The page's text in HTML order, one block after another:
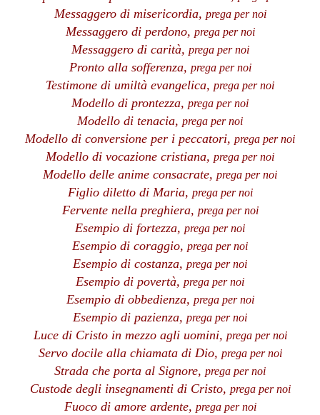
Messaggero di misericordia, prega per noi
Messaggero di perdono, prega per noi
Messaggero di carità, prega per noi
Pronto alla sofferenza, prega per noi
Testimone di umiltà evangelica, prega per noi
Modello di prontezza, prega per noi
Modello di tenacia, prega per noi
Modello di conversione per i peccatori, prega per noi
Modello di vocazione cristiana, prega per noi
Modello delle anime consacrate, prega per noi
Figlio diletto di Maria, prega per noi
Fervente nella preghiera, prega per noi
Esempio di fortezza, prega per noi
Esempio di coraggio, prega per noi
Esempio di costanza, prega per noi
Esempio di povertà, prega per noi
Esempio di obbedienza, prega per noi
Esempio di pazienza, prega per noi
Luce di Cristo in mezzo agli uomini, prega per noi
Servo docile alla chiamata di Dio, prega per noi
Strada che porta al Signore, prega per noi
Custode degli insegnamenti di Cristo, prega per noi
Fuoco di amore ardente, prega per noi